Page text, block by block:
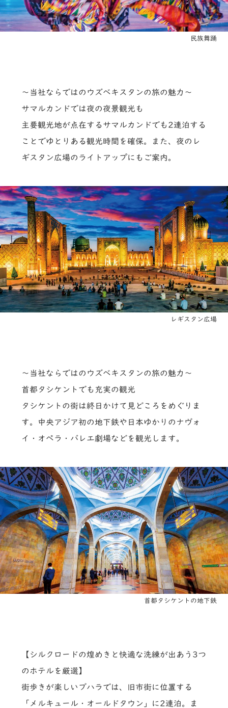
民族舞踊
～当社ならではのウズベキスタンの旅の魅力～
サマルカンドでは夜の夜景観光も
主要観光地が点在するサマルカンドでも2連泊する
ことでゆとりある観光時間を確保。また、夜のレ
ギスタン広場のライトアップにもご案内。
レギスタン広場
～当社ならではのウズベキスタンの旅の魅力～
首都タシケントでも充実の観光
タシケントの街は終日かけて見どころをめぐりま
す。中央アジア初の地下鉄や日本ゆかりのナヴォ
イ・オペラ・バレエ劇場などを観光します。
首都タシケントの地下鉄
【シルクロードの煌めきと快適な洗練が出あう3つ
のホテルを厳選】
街歩きが楽しいブハラでは、旧市街に位置する
「メルキュール・オールドタウン」に2連泊。ま